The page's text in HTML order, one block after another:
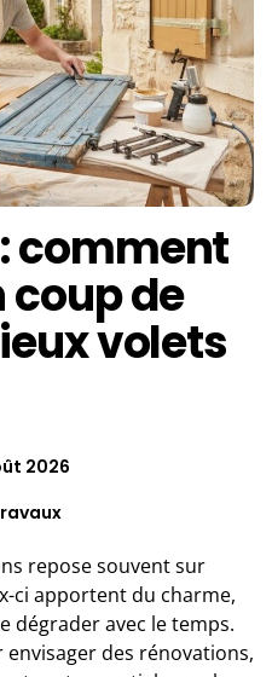
comment
coup de
volets
2026
repose souvent sur
ci apportent du charme,
dégrader avec le temps.
envisager des rénovations,